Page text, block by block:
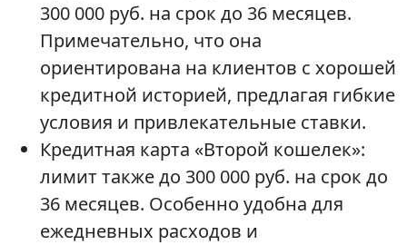
300 000 руб. на срок до 36 месяцев.
Примечательно, что она
ориентирована на клиентов с хорошей
кредитной историей, предлагая гибкие
условия и привлекательные ставки.
Кредитная карта «Второй кошелек»:
лимит также до 300 000 руб. на срок до
36 месяцев. Особенно удобна для
ежедневных расходов и